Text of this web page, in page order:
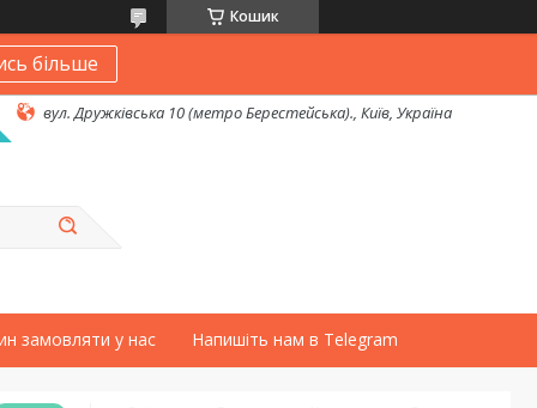
Кошик
більше
вул. Дружківська 10 (метро Берестейська)., Київ, Україна
замовляти у нас Напишіть нам в Telegram